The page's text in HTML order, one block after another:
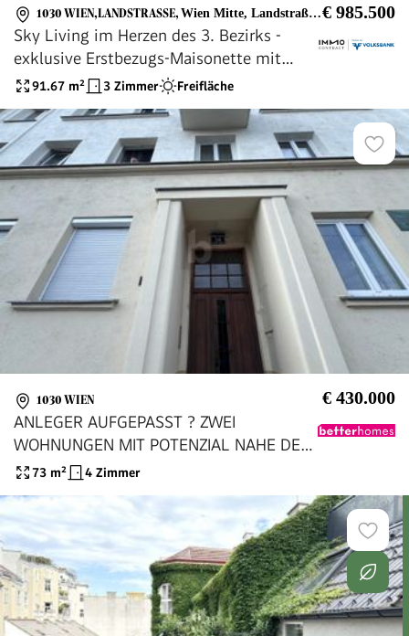
1030 WIEN,LANDSTRASSE , Wien Mitte, Landstraßer Hauptstraße, Rochusmarkt, The Mall, Donaukanal, Stadtpark, Ring € 985.500
Sky Living im Herzen des 3. Bezirks -
exklusive Erstbezugs-Maisonette mit
Dachterrasse & Weitblick
91.67 m² 3 Zimmer Freifläche
1030 WIEN € 430.000
ANLEGER AUFGEPASST ? ZWEI
WOHNUNGEN MIT POTENZIAL NAHE DEM
BELVEDERE
73 m² 4 Zimmer